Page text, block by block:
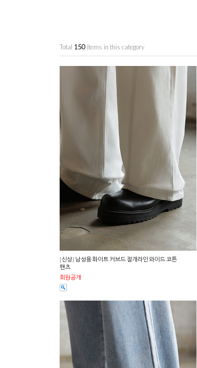
Total 150 items in this category
[신상] 남성용 화이트 커브드 절개라인 와이드 코튼
팬츠
회원공개